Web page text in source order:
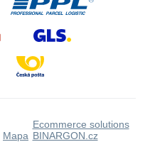
Mapa
Ecommerce solutions
BINARGON.cz